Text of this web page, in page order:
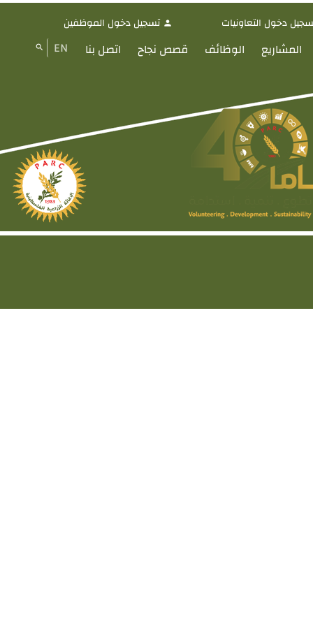
دخول التعاونيات person تسجيل دخول الموظفين
المشاريع الوظائف قصص نجاح اتصل بنا EN
search